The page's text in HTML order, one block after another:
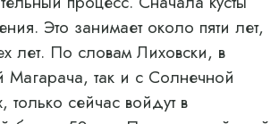
Это занимает около пяти лет,
лет. По словам Лиховски, в
Магарача, так и с Солнечной
сейчас войдут в